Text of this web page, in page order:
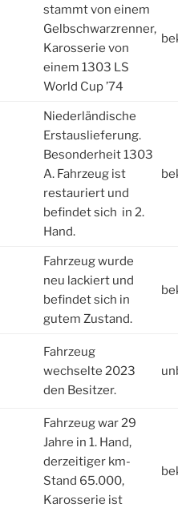
stammt von einem
Gelbschwarzrenner,
Karosserie von
einem 1303 LS
World Cup ’74
Niederländische
Erstauslieferung.
Besonderheit 1303
A. Fahrzeug ist
restauriert und
befindet sich in 2.
Hand.
Fahrzeug wurde
neu lackiert und
befindet sich in
gutem Zustand.
Fahrzeug
wechselte 2023
den Besitzer.
Fahrzeug war 29
Jahre in 1. Hand,
derzeitiger km-
Stand 65.000,
Karosserie ist